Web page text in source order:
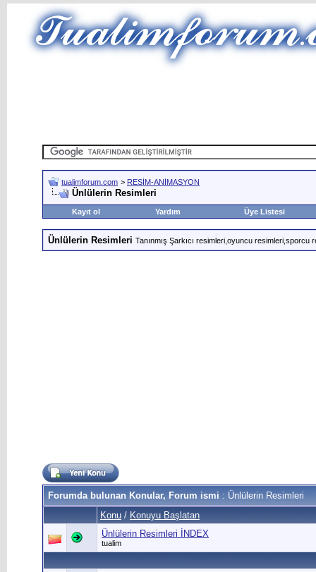
tualimforum.com > RESİM-ANİMASYON
Ünlülerin Resimleri
Kayıt ol Yardım Üye Listesi
Ünlülerin Resimleri Tanınmış Şarkıcı resimleri,oyuncu
Forumda bulunan Konular, Forum ismi : Ünlülerin Resimleri
Konu / Konuyu Başlatan
Ünlülerin Resimleri İNDEX
tualim